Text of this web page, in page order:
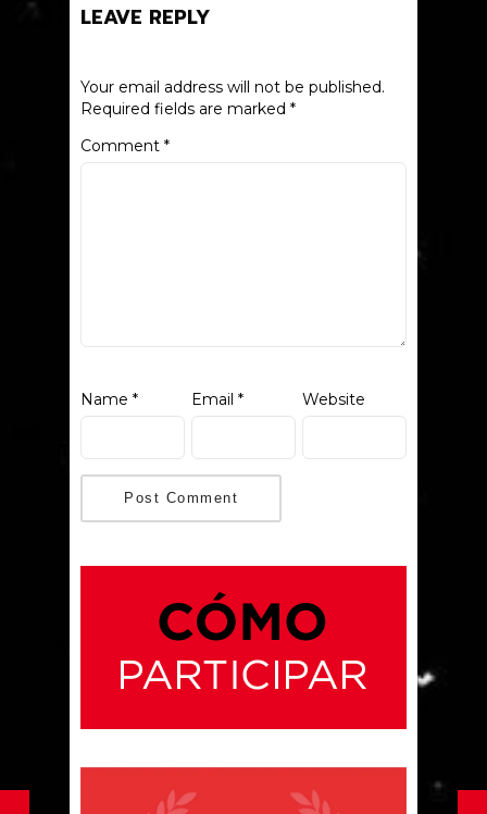
LEAVE REPLY
Your email address will not be published.
Required fields are marked *
Comment *
Name * Email * Website